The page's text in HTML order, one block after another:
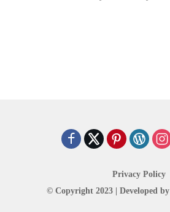
Privacy Policy
© Copyright 2023 | Developed by